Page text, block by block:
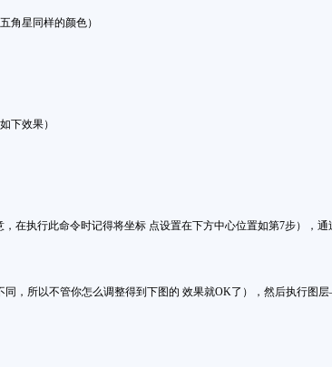
角星同样的颜色）
效果）
执行此命令时记得将坐标 点设置在下方中心位置如第7步），通
，所以不管你怎么调整得到下图的 效果就OK了），然后执行图